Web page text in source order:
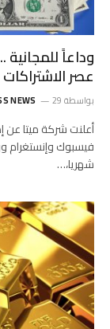
وداعاً
عصر
بواسطة NEWS 29 مايو، 2026
أعلنت شركة ميتا عن
فيسبوك وإنستغرام
شهريا،…